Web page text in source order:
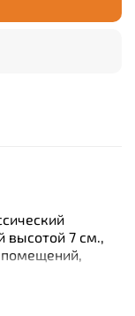
высотой 7 см.,
определенно
интерьера и